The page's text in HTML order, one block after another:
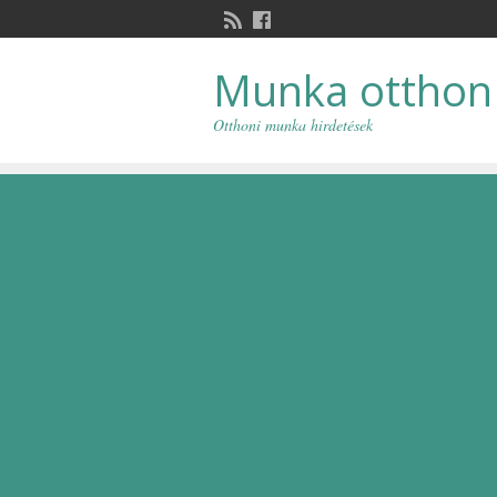
Munka otthon
Otthoni munka hirdetések